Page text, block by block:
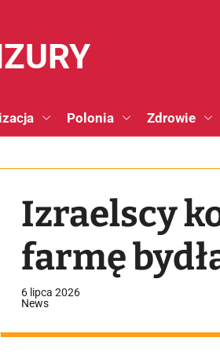
Polonia Zdrowie
Izraelscy
farmę
6 lipca 2026
News